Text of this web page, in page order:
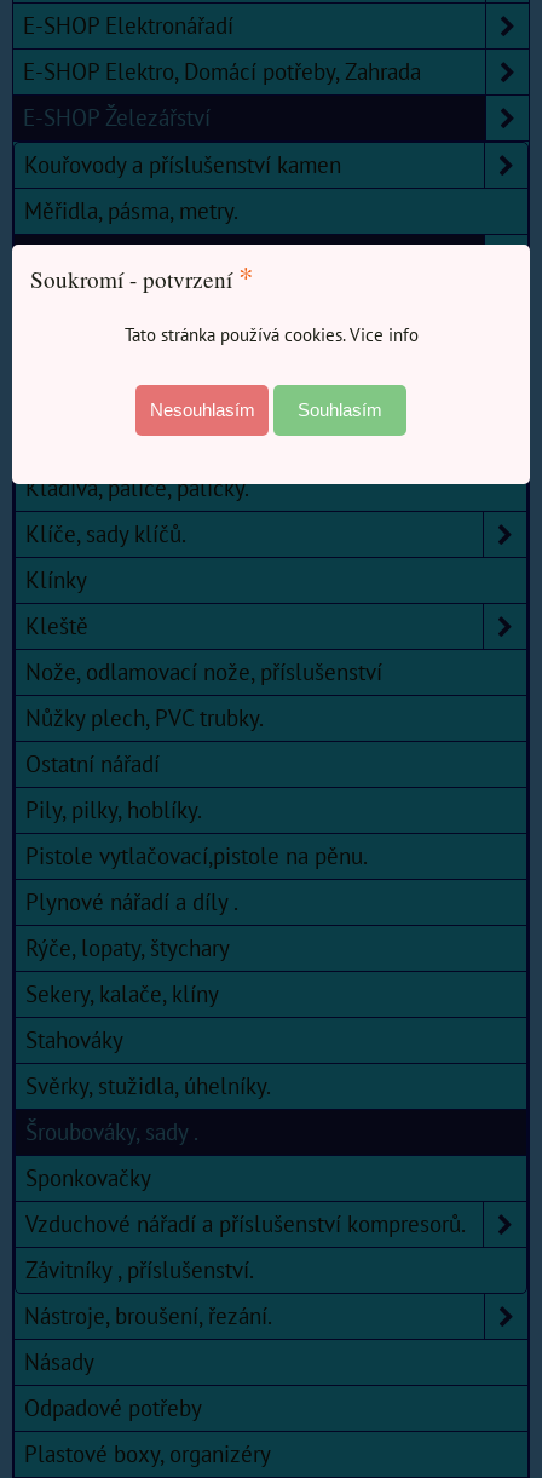
E-SHOP Elektronářadí
E-SHOP Elektro, Domácí potřeby, Zahrada
E-SHOP Železářství
Kouřovody a příslušenství kamen
Měřidla, pásma, metry.
Hasáky, franzouzské klíče, posuvné klíče.
Hlavice, gola, ráčny, bity, příslušenství
Hladítka, držáky brusného papíru, hoblíky.
Kladiva, palice, paličky.
Klíče, sady klíčů.
Klínky
Kleště
Nože, odlamovací nože, příslušenství
Nůžky plech, PVC trubky.
Ostatní nářadí
Pily, pilky, hoblíky.
Pistole vytlačovací,pistole na pěnu.
Plynové nářadí a díly .
Rýče, lopaty, štychary
Sekery, kalače, klíny
Stahováky
Svěrky, stužidla, úhelníky.
Šroubováky, sady .
Sponkovačky
Vzduchové nářadí a příslušenství kompresorů.
Závitníky , příslušenství.
Nástroje, broušení, řezání.
Násady
Odpadové potřeby
Plastové boxy, organizéry
Soukromí - potvrzení *
Tato stránka používá cookies. Vice info
Nesouhlasím Souhlasím